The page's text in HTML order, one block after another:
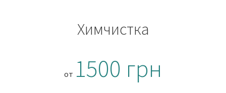
Химчистка
от 1500 грн